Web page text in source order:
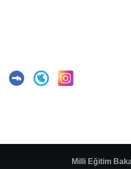
Milli Eğitim